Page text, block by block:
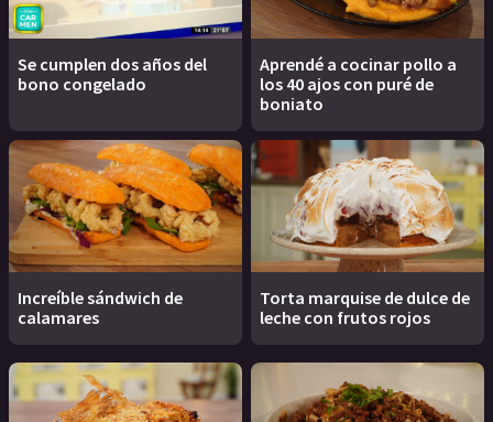
Se cumplen dos años del
bono congelado
Aprendé a cocinar pollo a
los 40 ajos con puré de
boniato
Increíble sándwich de
calamares
Torta marquise de dulce de
leche con frutos rojos